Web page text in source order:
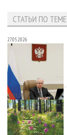
СТАТЬИ ПО ТЕМЕ
27.05.2026
23.03.2026